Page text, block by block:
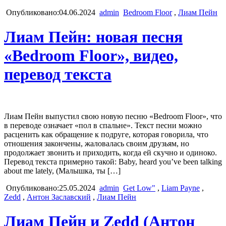
Опубликовано:04.06.2024 admin Bedroom Floor, Лиам Пейн
Лиам Пейн: новая песня
«Bedroom Floor», видео,
перевод текста
Лиам Пейн выпустил свою новую песню «Bedroom Floor», что
в переводе означает «пол в спальне». Текст песни можно
расценить как обращение к подруге, которая говорила, что
отношения закончены, жаловалась своим друзьям, но
продолжает звонить и приходить, когда ей скучно и одиноко.
Перевод текста примерно такой: Baby, heard you’ve been talking
about me lately, (Малышка, ты […]
Опубликовано:25.05.2024 admin Get Low" , Liam Payne ,
Zedd , Антон Заславский , Лиам Пейн
Лиам Пейн и Zedd (Антон